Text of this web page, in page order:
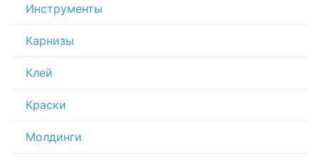
Инструменты
Карнизы
Клей
Краски
Молдинги